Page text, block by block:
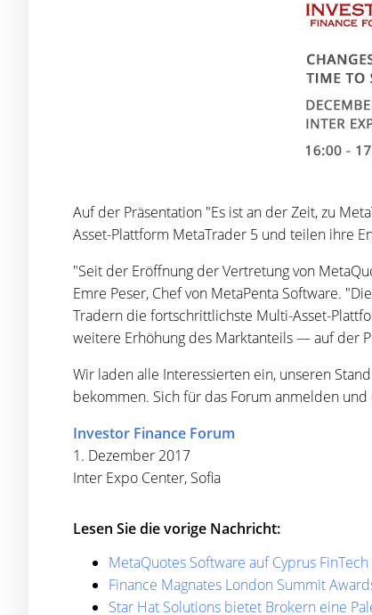
Auf der Präsentation "Es ist an der Zeit, zu
Asset-Plattform MetaTrader 5 und teilen ihre
"Seit der Eröffnung der Vertretung von
Emre Peser, Chef von MetaPenta Software.
Tradern die fortschrittlichste Multi-Asset-
weitere Erhöhung des Marktanteils — auf der
Wir laden alle Interessierten ein, unseren
bekommen. Sich für das Forum anmelden
Investor Finance Forum
1. Dezember 2017
Inter Expo Center, Sofia
Lesen Sie die vorige Nachricht:
MetaQuotes Software auf Cyprus
Finance Magnates London Summit
Star Hat Solutions bietet Brokern eine